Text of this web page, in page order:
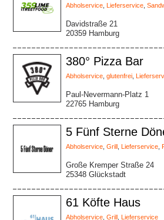
Abholservice Lieferservice
Davidstraße 21
20359 Hamburg
380° Pizza Bar
Abholservice glutenfrei
Paul-Nevermann-Platz 1
22765 Hamburg
5 Fünf Sterne
Abholservice Grill Lieferservice
Große Kremper Straße 24
25348 Glückstadt
61 Köfte Haus
Abholservice Grill Lieferservice